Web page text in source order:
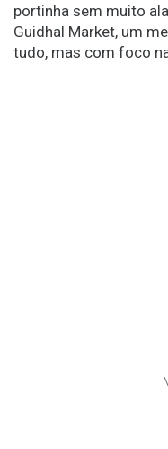
portinha sem muito
Guidhal Market, um
tudo, mas com foco